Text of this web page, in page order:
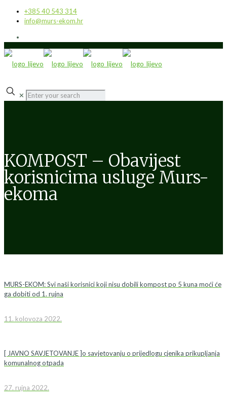
+385 40 543 314
info@murs-ekom.hr
✕
KOMPOST – Obavijest
korisnicima usluge Murs-
ekoma
MURS-EKOM: Svi naši korisnici koji nisu dobili kompost po 5 kuna moći će
ga dobiti od 1. rujna
11. kolovoza 2022.
[ JAVNO SAVJETOVANJE ]o savjetovanju o prijedlogu cjenika prikupljanja
komunalnog otpada
27. rujna 2022.